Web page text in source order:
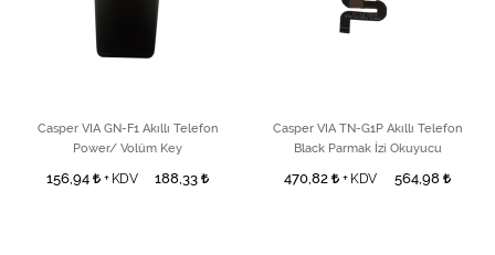
Casper VIA GN-F1 Akıllı Telefon
Power/ Volüm Key
156,94 + KDV 188,33
Casper VIA TN-G1P Akıllı Telefon
Black Parmak İzi Okuyucu
470,82 + KDV 564,98